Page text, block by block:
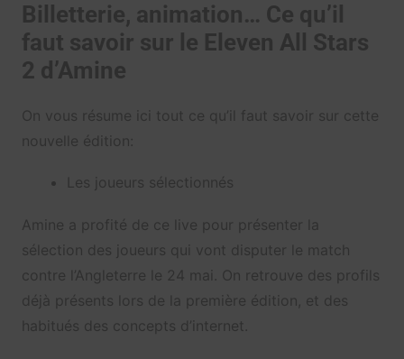
Billetterie, animation… Ce qu’il
faut savoir sur le Eleven All Stars
2 d’Amine
On vous résume ici tout ce qu’il faut savoir sur cette
nouvelle édition:
Les joueurs sélectionnés
Amine a profité de ce live pour présenter la
sélection des joueurs qui vont disputer le match
contre l’Angleterre le 24 mai. On retrouve des profils
déjà présents lors de la première édition, et des
habitués des concepts d’internet.